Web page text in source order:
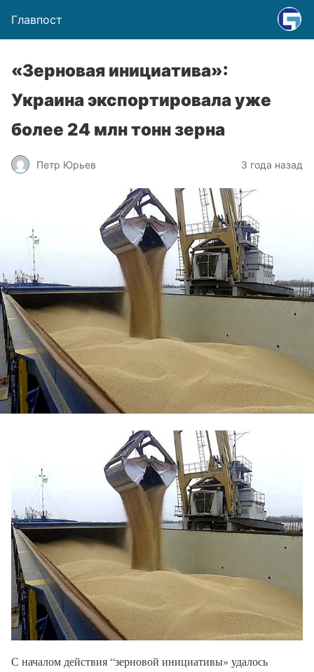
Главпост
«Зерновая инициатива»:
Украина экспортировала уже
более 24 млн тонн зерна
Петр Юрьев 3 года назад
С началом действия “зерновой инициативы» удалось